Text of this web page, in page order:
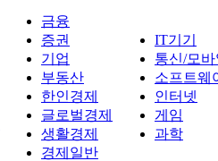
금융
증권
기업
부동산
한인경제
글로벌경제
생활경제
경제일반
IT기기
통신/모
소프트웨
인터넷
게임
과학